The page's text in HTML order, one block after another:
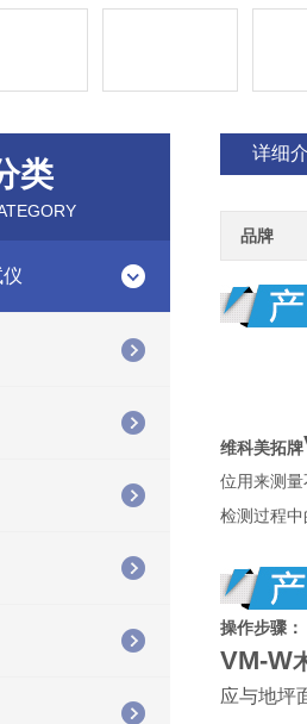
类
详细
品牌
维科美拓牌
位用来测
检测过程
操作步骤：
VM-W
应与地坪